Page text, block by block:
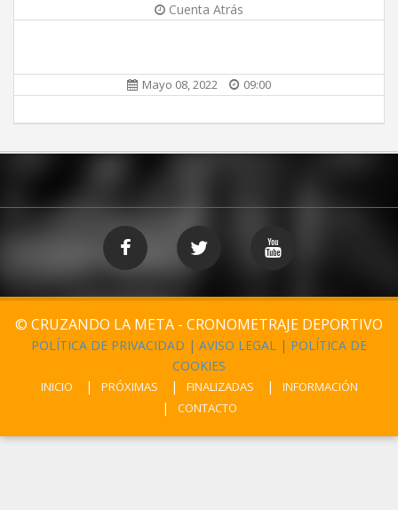
Cuenta Atrás
Mayo 08, 2022 09:00
© CRUZANDO LA META - CRONOMETRAJE DEPORTIVO
POLÍTICA DE PRIVACIDAD | AVISO LEGAL | POLÍTICA DE
COOKIES
INICIO PRÓXIMAS FINALIZADAS
INFORMACIÓN
CONTACTO